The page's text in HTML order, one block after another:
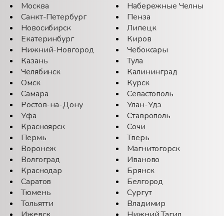
Москва
Санкт-Петербург
Новосибирск
Екатеринбург
Нижний-Новгород
Казань
Челябинск
Омск
Самара
Ростов-на-Дону
Уфа
Красноярск
Пермь
Воронеж
Волгоград
Краснодар
Саратов
Тюмень
Тольятти
Набережные Челны
Пенза
Липецк
Киров
Чебоксары
Тула
Калининград
Курск
Севастополь
Улан-Удэ
Ставрополь
Сочи
Тверь
Магнитогорск
Иваново
Брянск
Белгород
Сургут
Владимир